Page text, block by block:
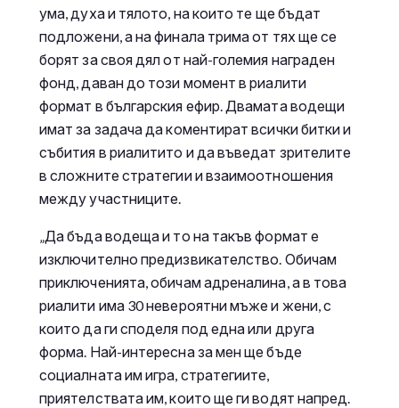
ума, духа и тялото, на които те ще бъдат
подложени, а на финала трима от тях ще се
борят за своя дял от най-големия награден
фонд, даван до този момент в риалити
формат в българския ефир. Двамата водещи
имат за задача да коментират всички битки и
събития в риалитито и да въведат зрителите
в сложните стратегии и взаимоотношения
между участниците.
„Да бъда водеща и то на такъв формат е
изключително предизвикателство. Обичам
приключенията, обичам адреналина, а в това
риалити има 30 невероятни мъже и жени, с
които да ги споделя под една или друга
форма. Най-интересна за мен ще бъде
социалната им игра, стратегиите,
приятелствата им, които ще ги водят напред.